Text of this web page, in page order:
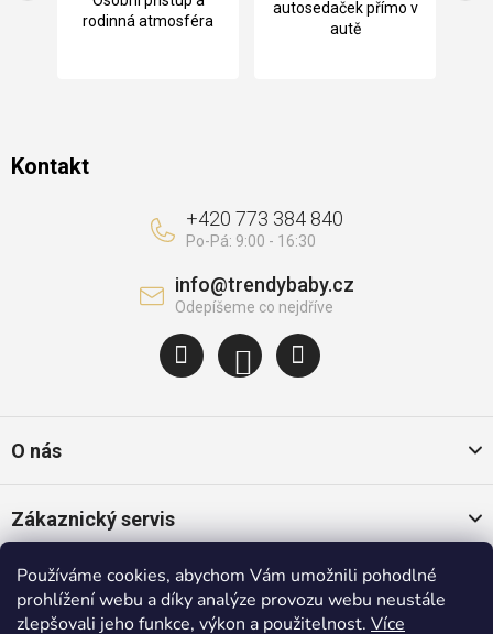
Používáme cookies, abychom Vám umožnili pohodlné
prohlížení webu a díky analýze provozu webu neustále
zlepšovali jeho funkce, výkon a použitelnost. Více
rodinná atmosféra
autosedaček přímo v
autě
Kontakt
info@trendybaby.cz
+420 773 384 840
O nás
Zákaznický servis
Oblíbené kategorie